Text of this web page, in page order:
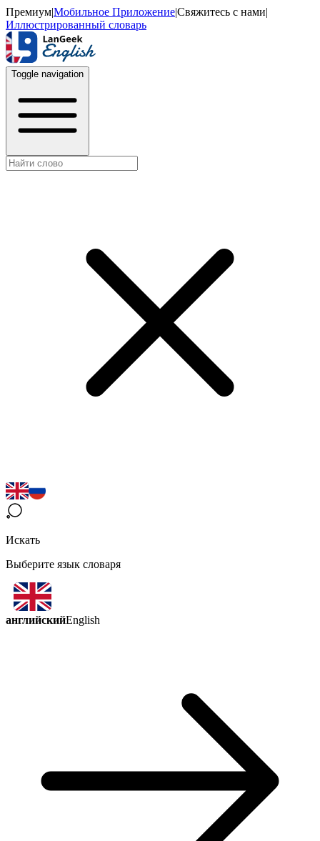
Премиум|Мобильное Приложение|Свяжитесь с нами|
Иллюстрированный словарь
Toggle navigation
Искать
Выберите язык словаря
английскийEnglish